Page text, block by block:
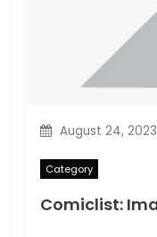
August 24, 2023
Category